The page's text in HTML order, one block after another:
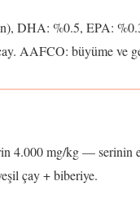
DHA: %0.5, EPA:
AAFCO: büyüme ve
4.000 mg/kg —
çay + biberiye.